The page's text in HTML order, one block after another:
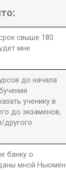
свыше 180
мне
до начала
ученику в
до экзаменов,
другого
банку о
мной Ньюмен